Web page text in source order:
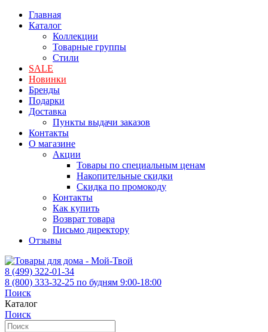
Главная
Каталог
Коллекции
Товарные группы
Стили
SALE
Новинки
Бренды
Подарки
Доставка
Пункты выдачи заказов
Контакты
О магазине
Акции
Товары по специальным ценам
Накопительные скидки
Скидка по промокоду
Контакты
Как купить
Возврат товара
Письмо директору
Отзывы
8 (499) 322-01-34
8 (800) 333-32-25 по будням 9:00-18:00
Поиск
Каталог
Поиск